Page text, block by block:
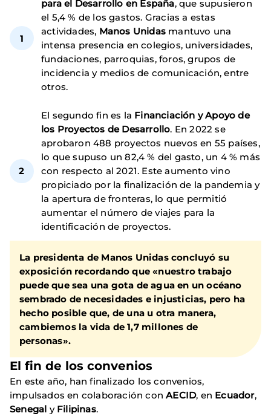
para el Desarrollo en España, que supusieron
el 5,4 % de los gastos. Gracias a estas
actividades, Manos Unidas mantuvo una
intensa presencia en colegios, universidades,
fundaciones, parroquias, foros, grupos de
incidencia y medios de comunicación, entre
otros.
El segundo fin es la Financiación y Apoyo de
los Proyectos de Desarrollo. En 2022 se
aprobaron 488 proyectos nuevos en 55 países,
lo que supuso un 82,4 % del gasto, un 4 % más
con respecto al 2021. Este aumento vino
propiciado por la finalización de la pandemia y
la apertura de fronteras, lo que permitió
aumentar el número de viajes para la
identificación de proyectos.
La presidenta de Manos Unidasconcluyó su
exposición recordando que «nuestro trabajo
puede que sea una gota de agua en un océano
sembrado de necesidades e injusticias, pero ha
hecho posible que, de una u otra manera,
cambiemos la vida de 1,7 millones de
personas».
El fin de los convenios
En este año, han finalizado los convenios,
impulsados en colaboración conAECID, en Ecuador,
Senegal y Filipinas.